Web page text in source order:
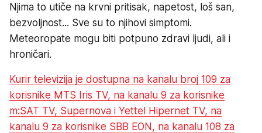
Njima to utiče na krvni pritisak, napetost, loš san,
bezvoljnost... Sve su to njihovi simptomi.
Meteoropate mogu biti potpuno zdravi ljudi, ali i
hroničari.
Kurir televizija je dostupna na kanalu broj 109 za
korisnike MTS Iris TV, na kanalu 9 za korisnike
m:SAT TV, Supernova i Yettel Hipernet TV, na
kanalu 9 za korisnike SBB EON, na kanalu 108 za